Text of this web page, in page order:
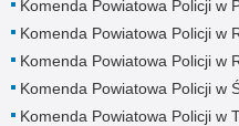
Komenda Powiatowa Policji w
Komenda Powiatowa Policji w
Komenda Powiatowa Policji w
Komenda Powiatowa Policji w
Komenda Powiatowa Policji w